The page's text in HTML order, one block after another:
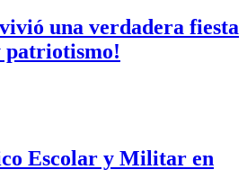
una verdadera fiesta
patriotismo!
Escolar y Militar en